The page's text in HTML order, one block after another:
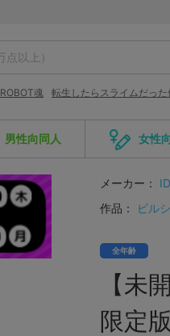
ROBOT魂 転生したらスライムだった
男性向同人 女性
メーカー：
作品：
ビル
全年齢
【未
限定